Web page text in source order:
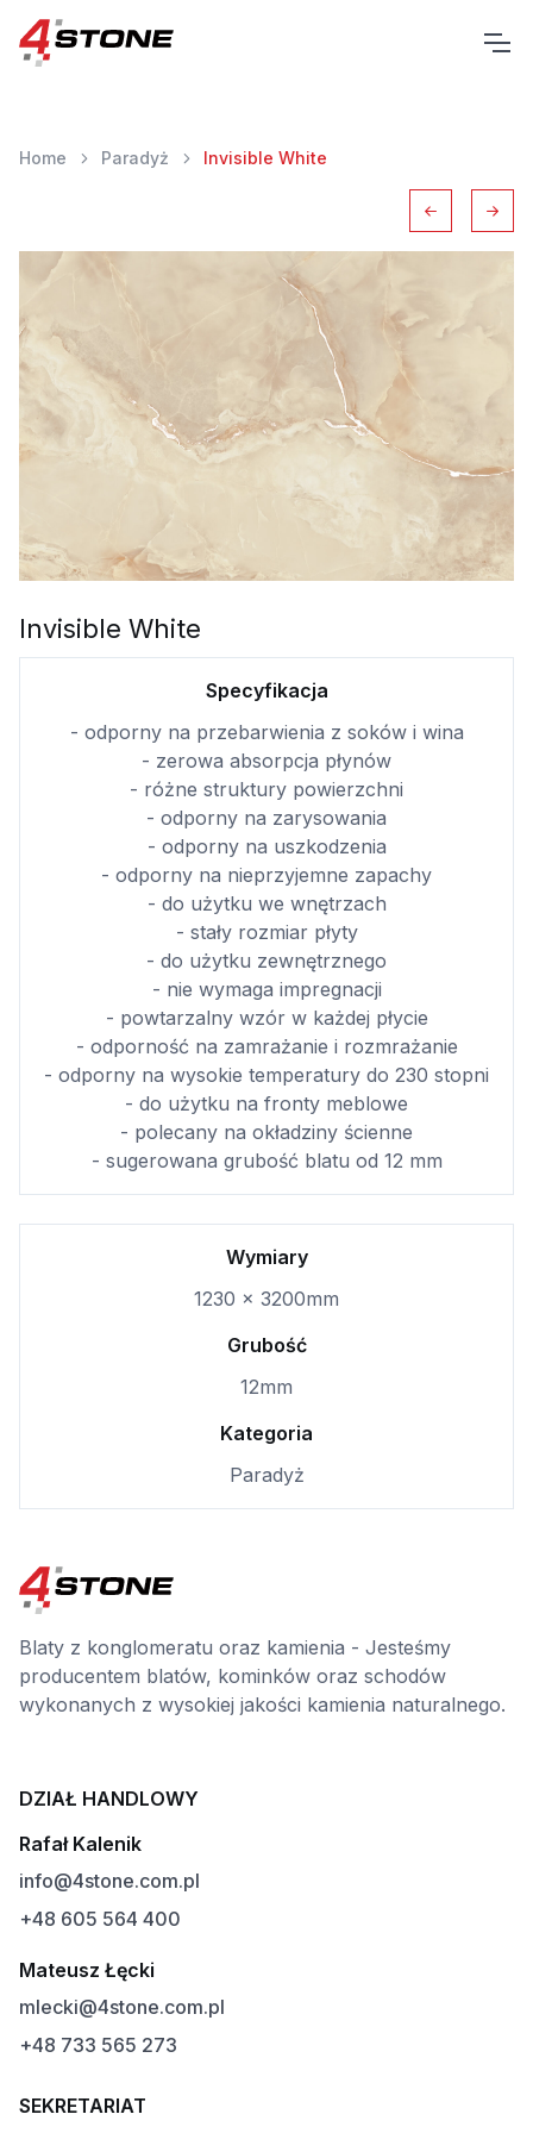
Home Paradyż Invisible White
Invisible White
Specyfikacja
- odporny na przebarwienia z soków i wina
- zerowa absorpcja płynów
- różne struktury powierzchni
- odporny na zarysowania
- odporny na uszkodzenia
- odporny na nieprzyjemne zapachy
- do użytku we wnętrzach
- stały rozmiar płyty
- do użytku zewnętrznego
- nie wymaga impregnacji
- powtarzalny wzór w każdej płycie
- odporność na zamrażanie i rozmrażanie
- odporny na wysokie temperatury do 230 stopni
- do użytku na fronty meblowe
- polecany na okładziny ścienne
- sugerowana grubość blatu od 12 mm
Wymiary
1230 × 3200mm
Grubość
12mm
Kategoria
Paradyż
Blaty z konglomeratu oraz kamienia - Jesteśmy
producentem blatów, kominków oraz schodów
wykonanych z wysokiej jakości kamienia naturalnego.
DZIAŁ HANDLOWY
Rafał Kalenik
info@4stone.com.pl
+48 605 564 400
Mateusz Łęcki
mlecki@4stone.com.pl
+48 733 565 273
SEKRETARIAT